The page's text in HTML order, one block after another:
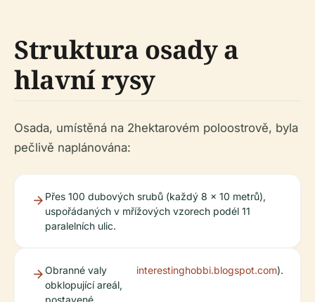
Struktura osady a
hlavní rysy
Osada, umístěná na 2hektarovém poloostrově, byla
pečlivě naplánována:
Přes 100 dubových srubů (každý 8 x 10 metrů),
uspořádaných v mřížových vzorech podél 11
paralelních ulic.
Obranné valy
obklopující areál,
postavené
interestinghobbi.blogspot.com).